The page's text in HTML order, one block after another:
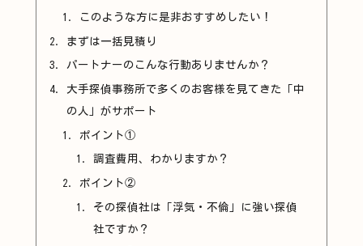
このような方に是非おすすめしたい！
まずは一括見積り
パートナーのこんな行動ありませんか？
大手探偵事務所で多くのお客様を見てきた「中
の人」がサポート
ポイント①
調査費用、わかりますか？
ポイント②
その探偵社は「浮気・不倫」に強い探偵
社ですか？